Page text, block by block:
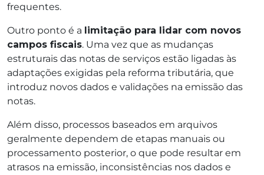
frequentes.
Outro ponto é a limitação para lidar com novos
campos fiscais. Uma vez que as mudanças
estruturais das notas de serviços estão ligadas às
adaptações exigidas pela reforma tributária, que
introduz novos dados e validações na emissão das
notas.
Além disso, processos baseados em arquivos
geralmente dependem de etapas manuais ou
processamento posterior, o que pode resultar em
atrasos na emissão, inconsistências nos dados e